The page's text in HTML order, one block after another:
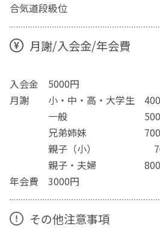
合気道段級位
月謝/入会金/年会費
入会金 5000円
月謝 小・中・高・大学生
一般 5000
兄弟姉妹 7000
親子（小） 7000円
親子・夫婦 8000円
年会費 3000円
その他注意事項